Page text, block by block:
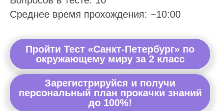
Среднее время прохождения: ~10:00
Пройти Тест «Санкт-Петербург» по
окружающему миру за 2 класс
Зарегистрируйся и получи
персональный план прокачки знаний
до 100%!